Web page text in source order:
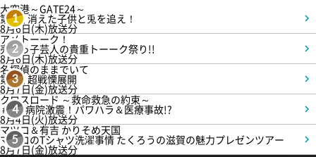
1
大空港～GATE24～
第3話 消えた子供と兎を追え！
8月6日(木)放送分
2
アメトーーク！
売れっ子芸人の貴重トーーク祭り!!
8月6日(木)放送分
3
名探偵のままでいて
第4話 超戦慄展開
8月7日(金)放送分
4
クロスロード ～救命救急の約束～
＃5 病院激震！パワハラ＆医療事故!?
8月4日(火)放送分
5
マツコ＆有吉 かりそめ天国
マツコのTシャツ洗濯事情 たくろうの滋賀の魅力プレゼンツアー
8月7日(金)放送分